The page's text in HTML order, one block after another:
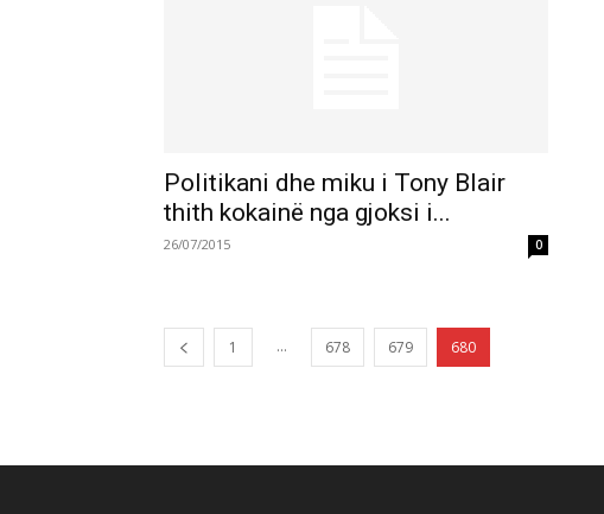
Politikani dhe miku i Tony Blair
thith kokainë nga gjoksi i...
26/07/2015 0
1 ... 678 679 680